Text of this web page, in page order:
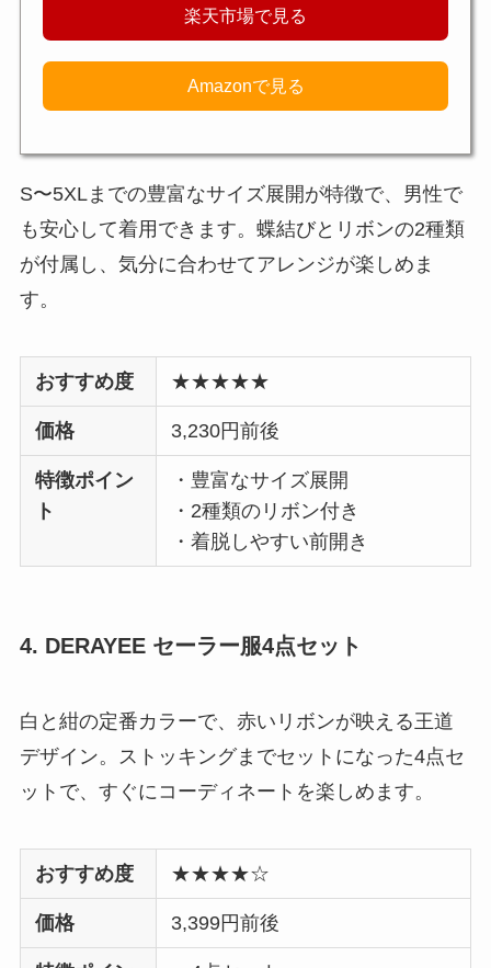
楽天市場で見る
Amazonで見る
S〜5XLまでの豊富なサイズ展開が特徴で、男性で
も安心して着用できます。蝶結びとリボンの2種類
が付属し、気分に合わせてアレンジが楽しめま
す。
おすすめ度 ★★★★★
価格 3,230円前後
特徴ポイン
ト
・豊富なサイズ展開
・2種類のリボン付き
・着脱しやすい前開き
4. DERAYEE セーラー服4点セット
白と紺の定番カラーで、赤いリボンが映える王道
デザイン。ストッキングまでセットになった4点セ
ットで、すぐにコーディネートを楽しめます。
おすすめ度 ★★★★☆
価格 3,399円前後